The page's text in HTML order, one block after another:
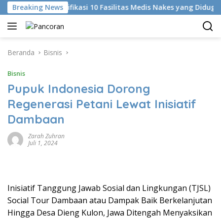
Langsung
ke
konten
Breaking News
KKI Identifikasi 10 Fasilitas Medis Nakes yang Diduga
Beranda Bisnis
Bisnis
Pupuk Indonesia Dorong
Regenerasi Petani Lewat Inisiatif
Dambaan
Zarah Zuhran
Juli 1, 2024
Inisiatif Tanggung Jawab Sosial dan Lingkungan (TJSL)
Social Tour Dambaan atau Dampak Baik Berkelanjutan
Hingga Desa Dieng Kulon, Jawa Ditengah Menyaksikan